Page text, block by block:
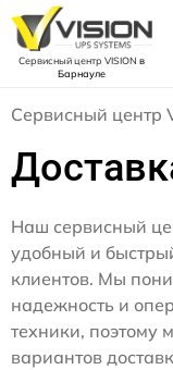
Сервисный центр VISION в
Барнауле
Сервисный центр
Наш сервисный
удобный и
клиентов. Мы
надежность и
техники, поэтому
вариантов